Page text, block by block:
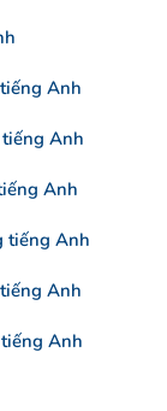
Anh
Anh
Anh
tiếng Anh
Anh
Anh